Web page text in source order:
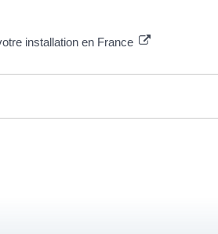
installation en France